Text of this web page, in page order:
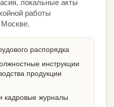
локальные акты
работы
Москве.
распорядка
инструкции
продукции
кадровые журналы